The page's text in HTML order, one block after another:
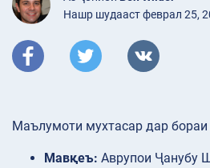
Нашр шудааст феврал 25,
Маълумоти мухтасар дар бораи
Мавқеъ: Аврупои Ҷанубу